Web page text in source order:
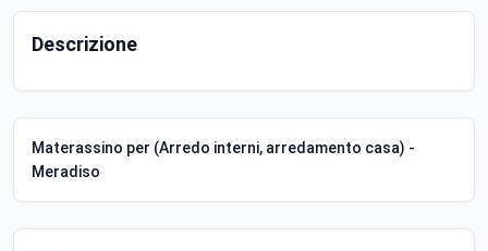
Descrizione
Materassino per (Arredo interni, arredamento casa) -
Meradiso